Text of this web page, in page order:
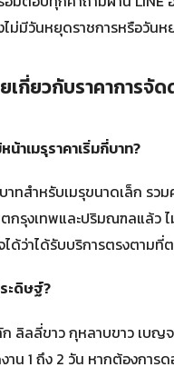
ไม่มีวันหยุดราชการหรือวั
กี่ยวกับราคาการจัด
น้าเมรุราคาเริ่มกี่บาท?
าทสำหรับเมรุขนาดเล็ก รว
กรุงเทพและปริมณฑลแล้ว ไ
ด้ว่าได้รับบริการตรงตามที่
ะดิษฐ์?
ลิลลี่ขาว กุหลาบขาว เบญ
น 1 ถึง 2 วัน หากต้องการ